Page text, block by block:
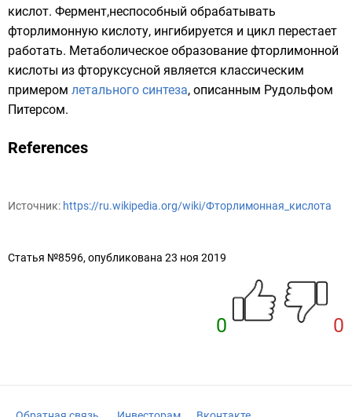
кислот. Фермент,неспособный обрабатывать
фторлимонную кислоту, ингибируется и цикл перестает
работать. Метаболическое образование фторлимонной
кислоты из фторуксусной является классическим
примером летального синтеза, описанным Рудольфом
Питерсом.
References
Источник: https://ru.wikipedia.org/wiki/Фторлимонная_кислота
Статья №8596, опубликована 23 ноя 2019
0 0